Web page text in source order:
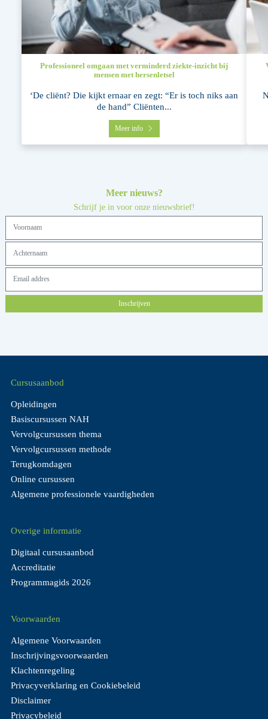
Professioneel omgaan met verminderd ziekte-inzicht bij
mensen met hersenletsel
‘De cliënt? Die kijkt ernaar en zegt: “Er is toch niks aan
de hand” Cliënten...
Meer info
Meer nieuws?
Schrijf je in voor onze nieuwsbrief!
Inschrijven
Cursusaanbod
Opleidingen
Basiscursussen NAH
Vervolgcursussen thema
Vervolgcursussen methode
Terugkomdagen
Online cursussen
Algemene professionele vaardigheden
Overige informatie
Digitaal cursusaanbod
Accreditatie
Programmagids 2026
Voorwaarden
Algemene Voorwaarden
Inschrijvingsvoorwaarden
Klachtenregeling
Privacyverklaring en Cookiebeleid
Disclaimer
Privacybeleid